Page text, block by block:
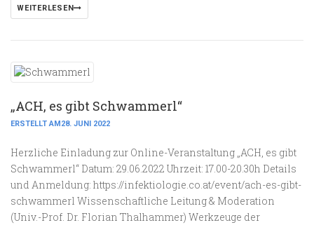
WEITERLESEN
„ACH, es gibt Schwammerl“
ERSTELLT AM28. JUNI 2022
Herzliche Einladung zur Online-Veranstaltung „ACH, es gibt
Schwammerl“ Datum: 29.06.2022 Uhrzeit: 17.00-20.30h Details
und Anmeldung: https://infektiologie.co.at/event/ach-es-gibt-
schwammerl Wissenschaftliche Leitung & Moderation
(Univ.-Prof. Dr. Florian Thalhammer) Werkzeuge der